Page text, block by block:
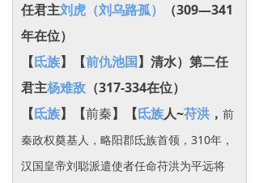
任君主刘虎（刘乌路孤）
（309—341
年在位‌）
【氐族】【前仇池国】清水）第二任
君主杨难敌 （317-334在位）
【氐族】【前秦】【氐族人~苻洪 ， 前
秦政权奠基人，略阳郡氐族首领，310年，
汉国皇帝刘聪派遣使者任命苻洪为平远将